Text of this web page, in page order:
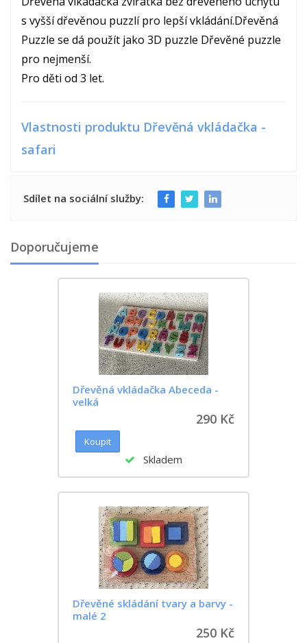
s vyšší dřevěnou puzzlí pro lepší vkládání.Dřevěná
Puzzle se dá použít jako 3D puzzle Dřevěné puzzle
pro nejmenší.
Pro děti od 3 let.
Vlastnosti produktu Dřevěná vkládačka -
safari
Sdílet na sociální služby:
Doporučujeme
Dřevěná vkládačka Abeceda -
velká
290 Kč
Skladem
Dřevěné skládání tvary a barvy -
malé 2
250 Kč